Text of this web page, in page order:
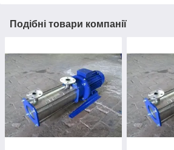
Подібні товари компанії